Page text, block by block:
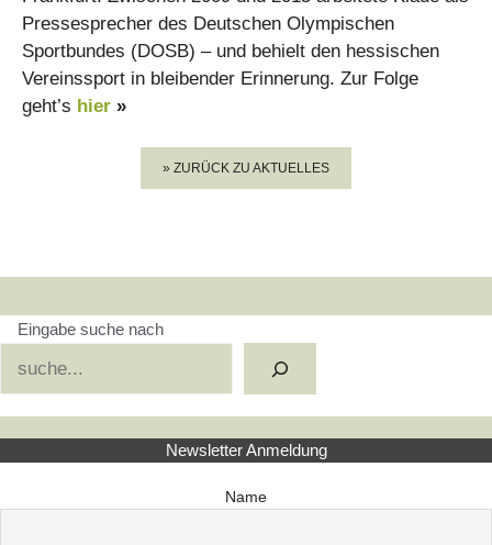
Pressesprecher des Deutschen Olympischen
Sportbundes (DOSB) – und behielt den hessischen
Vereinssport in bleibender Erinnerung. Zur Folge
geht’s hier »
» ZURÜCK ZU AKTUELLES
Eingabe suche nach
Newsletter Anmeldung
Name